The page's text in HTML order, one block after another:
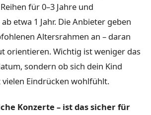
für 0–3 Jahre und
etwa 1 Jahr. Die Anbieter geben
Altersrahmen an – daran
orientieren. Wichtig ist weniger das
sondern ob sich dein Kind
Eindrücken wohlfühlt.
Konzerte – ist das sicher für